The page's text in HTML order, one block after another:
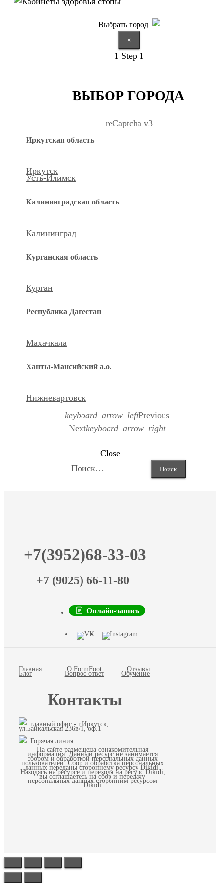
Выбрать город
×
1 Step 1
ВЫБОР ГОРОДА
reCaptcha v3
Иркутская область
Иркутск
Усть-Илимск
Калининградская область
Калининград
Курганская область
Курган
Республика Дагестан
Махачкала
Ханты-Мансийский а.о.
Нижневартовск
keyboard_arrow_leftPrevious
Nextkeyboard_arrow_right
Close
+7(3952)68-33-03
+7 (9025) 66-11-80
Онлайн-запись
Главная О FormFoot Отзывы
Блог Вопрос ответ Обучение
Контакты
главный офис - г.Иркутск,
ул.Байкальская 236в/1, оф.1
Горячая линия
На сайте размещена ознакомительная
информация. Данный ресурс не занимается
сбором и обработкой персональных данных
пользователей. Сбор и обработка персональных
данных переданы стороннему ресурсу Dikidi.
Находясь на ресурсе и переходя на ресурс Dikidi,
вы соглашаетесь на сбор и передачу
персональных данных сторонним ресурсом
Dikidi